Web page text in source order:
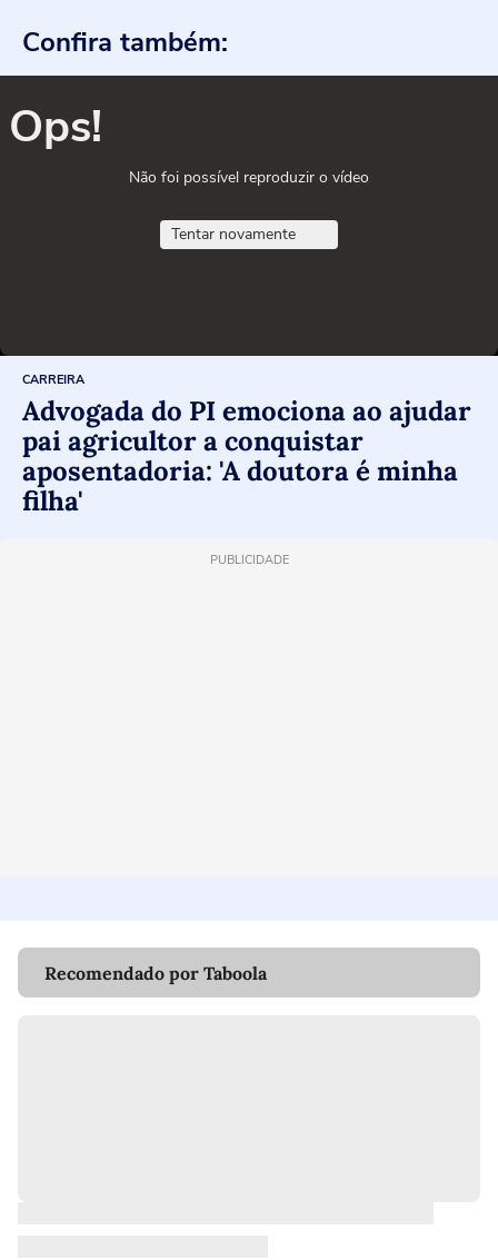
Confira também:
Ops!
Não foi possível reproduzir o vídeo
Tentar novamente
CARREIRA
Advogada do PI emociona ao ajudar
pai agricultor a conquistar
aposentadoria: 'A doutora é minha
filha'
PUBLICIDADE
Recomendado por Taboola